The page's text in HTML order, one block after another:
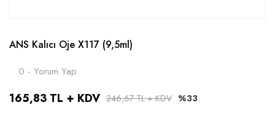
ANS Kalıcı Oje X117 (9,5ml)
0 - Yorum Yap
165,83 TL + KDV 246,67 TL + KDV %33